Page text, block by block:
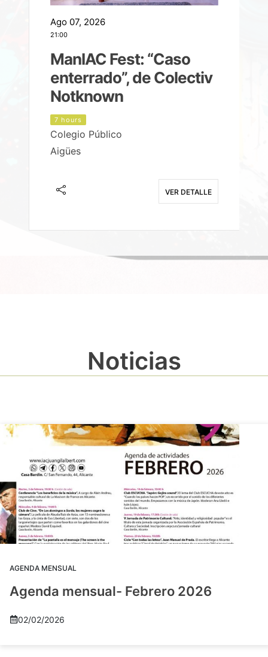
Ago 07, 2026
21:00
ManIAC Fest: “Caso
enterrado”, de Colectiv
Notknown
7 hours
Colegio Público
Aigües
VER DETALLE
Noticias
AGENDA MENSUAL
Agenda mensual- Febrero 2026
02/02/2026